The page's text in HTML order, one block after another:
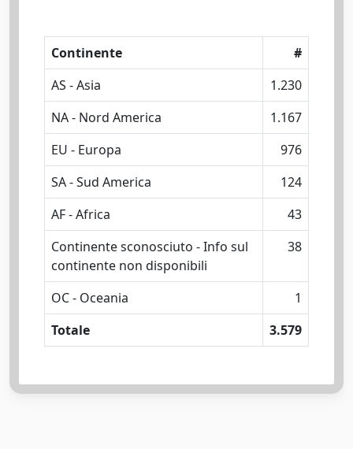
Continente
#
AS - Asia
1.230
NA - Nord America
1.167
EU - Europa
976
SA - Sud America
124
AF - Africa
43
Continente sconosciuto - Info sul
continente non disponibili
38
OC - Oceania
1
Totale
3.579